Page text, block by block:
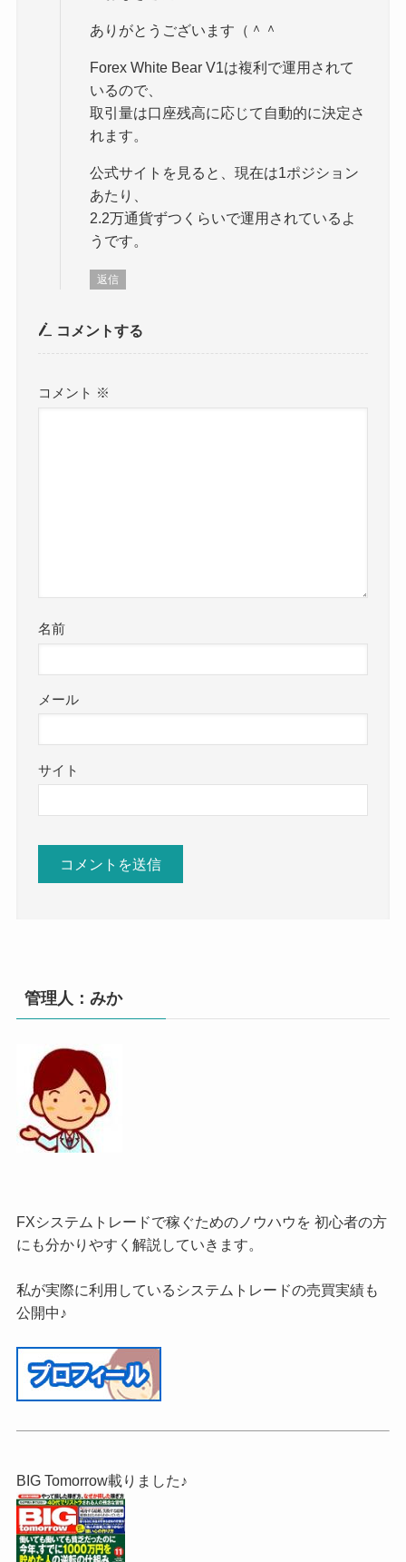
ありがとうございます（＾＾
Forex White Bear V1は複利で運用されて
いるので、
取引量は口座残高に応じて自動的に決定さ
れます。
公式サイトを見ると、現在は1ポジション
あたり、
2.2万通貨ずつくらいで運用されているよ
うです。
返信
コメントする
コメント ※
名前
メール
サイト
管理人：みか
FXシステムトレードで稼ぐためのノウハウを 初心者の方
にも分かりやすく解説していきます。
私が実際に利用しているシステムトレードの売買実績も
公開中♪
BIG Tomorrow載りました♪